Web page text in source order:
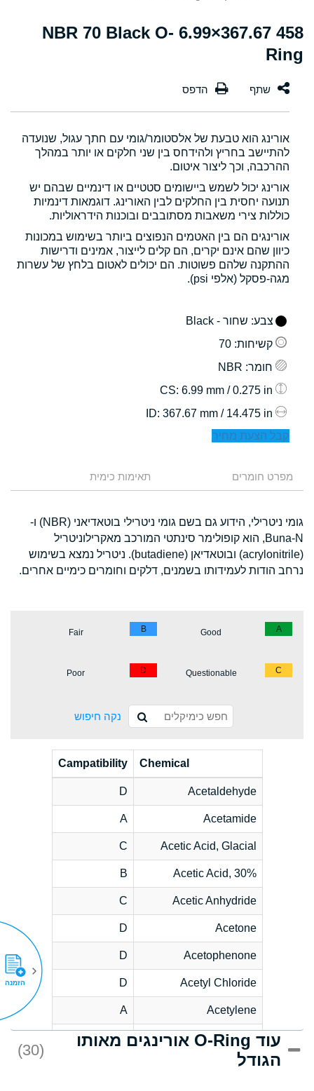
458 367.67×6.99 NBR 70 Black O-
Ring
אורינג הוא טבעת של אלסטומר/גומי עם חתך עגול, שנועדה
להתיישב בחריץ ולהידחס בין שני חלקים או יותר במהלך
ההרכבה, וכך ליצור איטום.
אורינג יכול לשמש ביישומים סטטיים או דינמיים שבהם יש
תנועה יחסית בין החלקים לבין האורינג. דוגמאות דינמיות
כוללות צירי משאבות מסתובבים ובוכנות הידראוליות.
אורינגים הם בין האטמים הנפוצים ביותר בשימוש במכונות
כיוון שהם אינם יקרים, הם קלים לייצור, אמינים ודרישות
ההתקנה שלהם פשוטות. הם יכולים לאטום בלחץ של עשרות
מגה-פסקל (אלפי psi).
צבע: שחור - Black
קשיחות: 70
חומר: NBR
: 6.99 mm / 0.275 in
: 367.67 mm / 14.475 in
קבל הצעת מחיר
מפרט חומרים תאימות כימית
גומי ניטרילי, הידוע גם בשם גומי ניטרילי בוטאדיאני (NBR) ו-
Buna-N, הוא קופולימר סינתטי המורכב מאקרילוניטריל
(acrylonitrile) ובוטאדיאן (butadiene). ניטריל נמצא בשימוש
נרחב הודות לעמידותו בשמנים, דלקים וחומרים כימיים אחרים.
A
Good
B
Fair
C
Questionable
D
Poor
נקה חיפוש
Chemical
Campatibility
Acetaldehyde
D
Acetamide
A
Acetic Acid, Glacial
C
Acetic Acid, 30%
B
Acetic Anhydride
C
Acetone
D
Acetophenone
D
Acetyl Chloride
D
Acetylene
A
Acrlylonitrile
D
Adipic Acid
עוד O-Ring אורינגים מאותו
הגודל
(30)
הזמנה